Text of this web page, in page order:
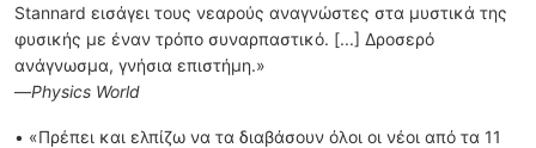
Stannard εισάγει τους νεαρούς αναγνώστες στα µυστικά της
φυσικής µε έναν τρόπο συναρπαστικό. [...] Δροσερό
ανάγνωσµα, γνήσια επιστήµη.»
—Physics World
• «Πρέπει και ελπίζω να τα διαβάσουν όλοι οι νέοι από τα 11